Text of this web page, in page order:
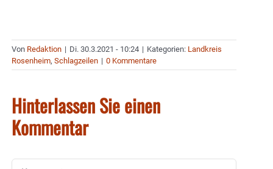
Von Redaktion | Di. 30.3.2021 - 10:24 | Kategorien: Landkreis
Rosenheim, Schlagzeilen | 0 Kommentare
Hinterlassen Sie einen
Kommentar